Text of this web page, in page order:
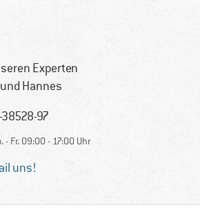
Experten
Hannes
38528-97
- Fr. 09:00 - 17:00 Uhr
uns!